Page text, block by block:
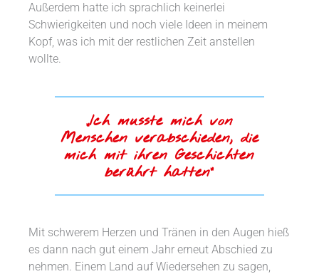
Außerdem hatte ich sprachlich keinerlei
Schwierigkeiten und noch viele Ideen in meinem
Kopf, was ich mit der restlichen Zeit anstellen
wollte.
„Ich musste mich von
Menschen verabschieden, die
mich mit ihren Geschichten
berührt hatten“
Mit schwerem Herzen und Tränen in den Augen hieß
es dann nach gut einem Jahr erneut Abschied zu
nehmen. Einem Land auf Wiedersehen zu sagen,